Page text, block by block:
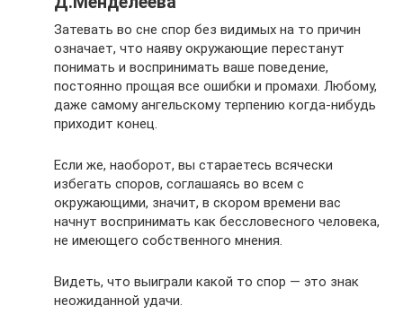
Затевать во сне спор без видимых на то причин
означает, что наяву окружающие перестанут
понимать и воспринимать ваше поведение,
постоянно прощая все ошибки и промахи. Любому,
даже самому ангельскому терпению когда-нибудь
приходит конец.
Если же, наоборот, вы стараетесь всячески
избегать споров, соглашаясь во всем с
окружающими, значит, в скором времени вас
начнут воспринимать как бессловесного человека,
не имеющего собственного мнения.
Видеть, что выиграли какой то спор — это знак
неожиданной удачи.